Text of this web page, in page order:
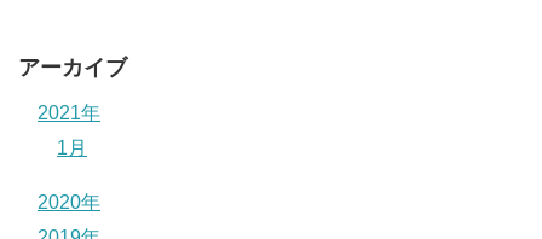
アーカイブ
2021年
1月
2020年